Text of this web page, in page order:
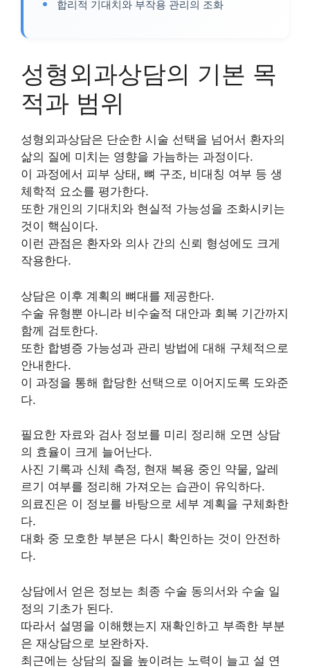
합리적 기대치와 부작용 관리의 조화
성형외과상담의 기본 목
적과 범위
성형외과상담은 단순한 시술 선택을 넘어서 환자의
삶의 질에 미치는 영향을 가늠하는 과정이다.
이 과정에서 피부 상태, 뼈 구조, 비대칭 여부 등 생
체학적 요소를 평가한다.
또한 개인의 기대치와 현실적 가능성을 조화시키는
것이 핵심이다.
이런 관점은 환자와 의사 간의 신뢰 형성에도 크게
작용한다.
상담은 이후 계획의 뼈대를 제공한다.
수술 유형뿐 아니라 비수술적 대안과 회복 기간까지
함께 검토한다.
또한 합병증 가능성과 관리 방법에 대해 구체적으로
안내한다.
이 과정을 통해 합당한 선택으로 이어지도록 도와준
다.
필요한 자료와 검사 정보를 미리 정리해 오면 상담
의 효율이 크게 늘어난다.
사진 기록과 신체 측정, 현재 복용 중인 약물, 알레
르기 여부를 정리해 가져오는 습관이 유익하다.
의료진은 이 정보를 바탕으로 세부 계획을 구체화한
다.
대화 중 모호한 부분은 다시 확인하는 것이 안전하
다.
상담에서 얻은 정보는 최종 수술 동의서와 수술 일
정의 기초가 된다.
따라서 설명을 이해했는지 재확인하고 부족한 부분
은 재상담으로 보완하자.
최근에는 상담의 질을 높이려는 노력이 늘고 설 연